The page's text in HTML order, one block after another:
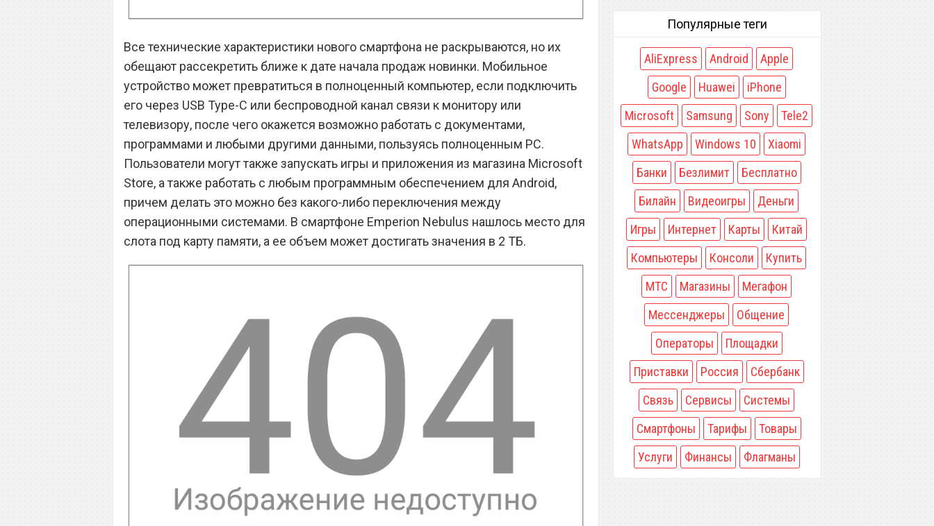
Все технические характеристики нового смартфона не раскрываются, но их
обещают рассекретить ближе к дате начала продаж новинки. Мобильное
устройство может превратиться в полноценный компьютер, если подключить
его через USB Type-C или беспроводной канал связи к монитору или
телевизору, после чего окажется возможно работать с документами,
программами и любыми другими данными, пользуясь полноценным PC.
Пользователи могут также запускать игры и приложения из магазина Microsoft
Store, а также работать с любым программным обеспечением для Android,
причем делать это можно без какого-либо переключения между
операционными системами. В смартфоне Emperion Nebulus нашлось место для
слота под карту памяти, а ее объем может достигать значения в 2 ТБ.
Популярные теги
AliExpress Android
Apple
Google
Huawei
iPhone
Microsoft
Samsung Sony
Tele2
WhatsApp
Windows 10
Xiaomi
Банки
Безлимит
Бесплатно
Билайн
Видеоигры
Деньги
Игры
Интернет Карты
Китай
Компьютеры
Консоли
Купить
МТС
Магазины
Мегафон
Мессенджеры
Общение
Операторы
Площадки
Приставки
Россия
Сбербанк
Связь
Сервисы
Системы
Смартфоны
Тарифы
Товары
Услуги
Финансы Флагманы